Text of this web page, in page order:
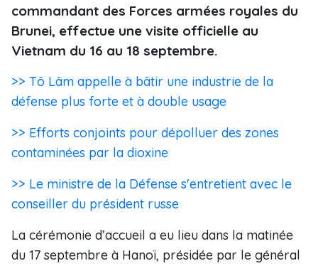
commandant des Forces armées royales du
Brunei, effectue une visite officielle au
Vietnam du 16 au 18 septembre.
>> Tô Lâm appelle à bâtir une industrie de la
défense plus forte et à double usage
>> Efforts conjoints pour dépolluer des zones
contaminées par la dioxine
>> Le ministre de la Défense s'entretient avec le
conseiller du président russe
La cérémonie d’accueil a eu lieu dans la matinée
du 17 septembre à Hanoï, présidée par le général